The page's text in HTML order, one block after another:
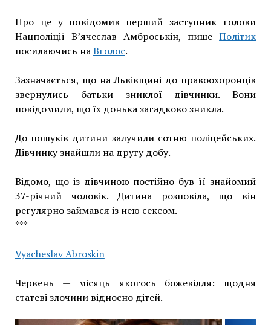
Про це у повідомив перший заступник голови
Нацполіції В’ячеслав Амброськін, пишеПолітик
посилаючись наВголос.
Зазначається, що на Львівщині до правоохоронців
звернулись батьки зниклої дівчинки. Вони
повідомили, що їх донька загадково зникла.
До пошуків дитини залучили сотню поліцейських.
Дівчинку знайшли на другу добу.
Відомо, що із дівчиною постійно був її знайомий
37-річний чоловік. Дитина розповіла, що він
регулярно займався із нею сексом.
***
Vyacheslav Abroskin
Червень — місяць якогось божевілля: щодня
статеві злочини відносно дітей.